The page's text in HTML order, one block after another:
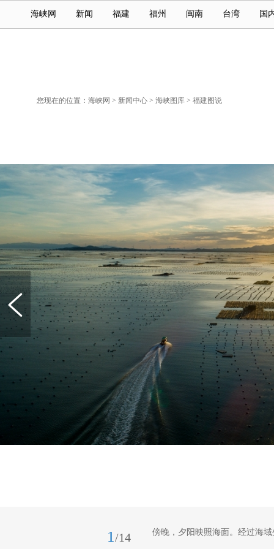
海峡网 新闻 福建 福州 闽南 台湾 国
您现在的位置： 海峡网 > 新闻中心 > 海峡图库 > 福建图说
1 /14
傍晚，夕阳映照海面。经过海